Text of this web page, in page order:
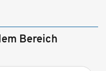
Bereich